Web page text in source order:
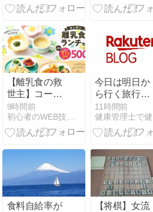
Sgradasを観
【離乳食の救
世主】コープ
デリのワンコ
インおためし
セット（すく
で神すぎた！
実際のレビュ
ーとおすすめ
ポイント
9時間前
今日は明日か
ら行く旅行の
準備をしま
す。
11時間前
食料自給率が
【将棋】女流